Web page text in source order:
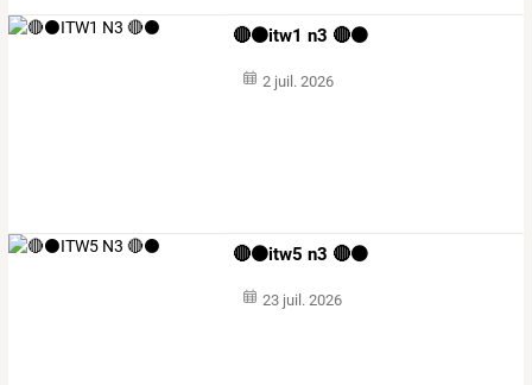
🔴⚫️itw1 n3 🔴⚫️
2 juil. 2026
🔴⚫️itw5 n3 🔴⚫️
23 juil. 2026